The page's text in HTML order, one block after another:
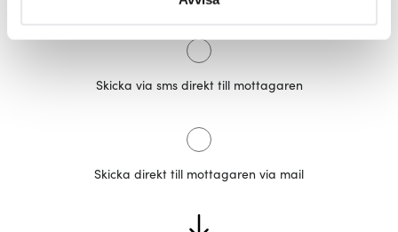
Vi använder cookies för att innehållet och annonserna
ska anpassas efter det som vi tror att du tycker om. Det
som du vill dela med dig av.
Skicka via sms direkt till mottagaren​​​​‌ ‍ ​‍​‍‌‍ ‌ ​‍‌‍‍‌‌‍‌ ‌‍‍‌‌‍ ‍​‍​‍​ ‍‍​‍​‍‌ ​ ‌‍​‌‌‍ ‍‌‍‍‌‌ ‌​‌ ‍‌​‍ ‍‌‍‍‌‌‍ ​‍​‍​‍ ​​‍​‍‌‍‍​‌ ​‍‌‍‌‌‌‍‌‍​‍​‍​ ‍‍​‍​‍‌‍‍​‌ ‌​‌ ‌​‌ ​​‌ ​ ​ ‍‍​‍ ​‍ ‌‍​ ‌‍ ‌‌ ​ ​‍ ‍‌‍​ ‌‍‌‌‌ ​‍‌ ‌‍‌‍‌‌‌ ​‍‌‍​‌​‍ ‍‌ ​ ‌‍‌‌​‍ ‌ ​​‌ ​‍‌‍ ‌‍‌​‌ ‌‌‌‍​ ‌ ‌​‌‍‍‌‌‍ ‌‍ ‍​‍ ‌‍‍‌‌‍ ‍‌ ‌​‌‍‌‌‌‍ ‍‌ ‌​​‍ ‌‍‌‌‌‍‌​‌‍‍‌‌ ‌​​‍ ‌‍ ‌‌‍ ‌‍‌​‌‍‌‌​ ‌‌ ​​‌ ​‍‌‍‌‌‌ ​ ‌‍‌‌‌‍ ‍‌ ‌​‌‍​‌‌ ‌​‌‍‍‌‌‍ ‌‍ ‍​ ‍ ‌‍‍‌‌‍‌​​ ‌‌‍‌ ‌‍‍‌‌‍‌‍‌ ‌​‌​​ ‌‍​‌‌ ​‍‌‍‌​‌‌​​‌‍​‌‌‍‌ ‌‍‌‌​ ‍ ‌ ‌​‌ ‍‌‌ ​​‌‍‌‌​ ‌‌‍‌ ‌‍‍‌‌‍‌‍‌ ‌​‌​​ ‌‍​‌‌ ​‍‌‍‌​‌‌​​‌‍​‌‌‍‌ ‌‍‌‌​ ‍ ‌ ​​‌‍​‌‌ ‌​‌‍‍​​ ‌‌‍‌​‌‍‌‌‌‍ ​‌‍‍‌‌ ‌‍‌‍‌‌‌ ​‍‌ ‍‌‌‌​ ‌ ‌​‌‍‌‌‌ ​​​‍ ‍‌ ​ ‌‍ ‌‌ ​ ‌​ ​‌‍​‌‌‍​‍‌‍‌‌‌‍ ​​ ‌‍​‍‌‍​‌‌ ​ ‌‍‌‌‌‌‌‌‌ ​‍‌‍ ​​ ‌‌‍‍​‌ ‌​‌ ‌​‌ ​​‌ ​ ​‍‌‌​ ​ ‌​​‌​‍‌‌​ ​‍‌​‌‍​‍‌‌​ ​‍‌​‌‍‌‍​ ‌‍ ‌‌ ​ ​‍ ‍‌‍​ ‌‍‌‌‌ ​‍‌ ‌‍‌‍‌‌‌ ​‍‌‍​‌​‍ ‍‌ ​ ‌‍‌‌​‍‌‍‌‍‍‌‌‍‌​​ ‌‌‍‌ ‌‍‍‌‌‍‌‍‌ ‌​‌​​ ‌‍​‌‌ ​‍‌‍‌​‌‌​​‌‍​‌‌‍‌ ‌‍‌‌​‍‌‍‌ ‌​‌ ‍‌‌ ​​‌‍‌‌​ ‌‌‍‌ ‌‍‍‌‌‍‌‍‌ ‌​‌​​ ‌‍​‌‌ ​‍‌‍‌​‌‌​​‌‍​‌‌‍‌ ‌‍‌‌​‍‌‍‌ ​​‌‍​‌‌ ‌​‌‍‍​​ ‌‌‍‌​‌‍‌‌‌‍ ​‌‍‍‌‌ ‌‍‌‍‌‌‌ ​‍‌ ‍‌‌‌​ ‌ ‌​‌‍‌‌‌ ​​​‍ ‍‌ ​ ‌‍ ‌‌ ​ ‌​ ​‌‍​‌‌‍​‍‌‍‌‌‌‍ ​​‍‌‍‌ ‌ ‌‍ ‌ ​‍‌‍‍ ‌ ​ ‌ ​​‌‍​‌‌‍​ ‌‍‌‌​ ‌‌ ​​‌ ​‍‌‍ ‌‍‌​‌ ‌‌‌‍​ ‌ ‌​‌‍‍‌‌‍ ‌‍ ‍​‍‌‍‌ ​​‌‍‌‌‌ ​‍‌ ​ ‌ ​​‌‍‌‌‌‍​ ‌ ‌​‌‍‍‌‌ ‌‍‌‍‌‌​ ‌‌ ​​‌ ‌‌‌‍​‍‌‍ ​‌‍‍‌‌ ​ ‌‍‍​‌‍‌‌‌‍‌​​‍​‍‌ ‌
Skicka direkt till mottagaren via mail​​​​‌ ‍ ​‍​‍‌‍ ‌ ​‍‌‍‍‌‌‍‌ ‌‍‍‌‌‍ ‍​‍​‍​ ‍‍​‍​‍‌ ​ ‌‍​‌‌‍ ‍‌‍‍‌‌ ‌​‌ ‍‌​‍ ‍‌‍‍‌‌‍ ​‍​‍​‍ ​​‍​‍‌‍‍​‌ ​‍‌‍‌‌‌‍‌‍​‍​‍​ ‍‍​‍​‍‌‍‍​‌ ‌​‌ ‌​‌ ​​‌ ​ ​ ‍‍​‍ ​‍ ‌‍​ ‌‍ ‌‌ ​ ​‍ ‍‌‍​ ‌‍‌‌‌ ​‍‌ ‌‍‌‍‌‌‌ ​‍‌‍​‌​‍ ‍‌ ​ ‌‍‌‌​‍ ‌ ​​‌ ​‍‌‍ ‌‍‌​‌ ‌‌‌‍​ ‌ ‌​‌‍‍‌‌‍ ‌‍ ‍​‍ ‌‍‍‌‌‍ ‍‌ ‌​‌‍‌‌‌‍ ‍‌ ‌​​‍ ‌‍‌‌‌‍‌​‌‍‍‌‌ ‌​​‍ ‌‍ ‌‌‍ ‌‍‌​‌‍‌‌​ ‌‌ ​​‌ ​‍‌‍‌‌‌ ​ ‌‍‌‌‌‍ ‍‌ ‌​‌‍​‌‌ ‌​‌‍‍‌‌‍ ‌‍ ‍​ ‍ ‌‍‍‌‌‍‌​​ ‌‌‍‌ ‌‍‍‌‌‍‌‍‌ ‌​‌​​ ‌‍​‌‌ ​‍‌‍‌​‌‌​​‌‍​‌‌‍‌ ‌‍‌‌​ ‍ ‌ ‌​‌ ‍‌‌ ​​‌‍‌‌​ ‌‌‍‌ ‌‍‍‌‌‍‌‍‌ ‌​‌​​ ‌‍​‌‌ ​‍‌‍‌​‌‌​​‌‍​‌‌‍‌ ‌‍‌‌​ ‍ ‌ ​​‌‍​‌‌ ‌​‌‍‍​​ ‌‌‍‌​‌‍‌‌‌‍ ​‌‍‍‌‌ ‌‍‌‍‌‌‌ ​‍‌ ‍‌‌‌​ ‌ ‌​‌‍‌‌‌ ​​​‍ ‍‌‍‌‌‌‍ ‌‌‍​‌‌‍‍‌‌‍ ​‌‌‌​‌‍ ‌‌​​‌‍‌‌‌ ​‍‌ ​ ‌‍ ‌‍ ‍‌​ ​‌‍​‌‌‍​‍‌‍‌‌‌‍ ​​ ‌‍​‍‌‍​‌‌ ​ ‌‍‌‌‌‌‌‌‌ ​‍‌‍ ​​ ‌‌‍‍​‌ ‌​‌ ‌​‌ ​​‌ ​ ​‍‌‌​ ​ ‌​​‌​‍‌‌​ ​‍‌​‌‍​‍‌‌​ ​‍‌​‌‍‌‍​ ‌‍ ‌‌ ​ ​‍ ‍‌‍​ ‌‍‌‌‌ ​‍‌ ‌‍‌‍‌‌‌ ​‍‌‍​‌​‍ ‍‌ ​ ‌‍‌‌​‍‌‍‌‍‍‌‌‍‌​​ ‌‌‍‌ ‌‍‍‌‌‍‌‍‌ ‌​‌​​ ‌‍​‌‌ ​‍‌‍‌​‌‌​​‌‍​‌‌‍‌ ‌‍‌‌​‍‌‍‌ ‌​‌ ‍‌‌ ​​‌‍‌‌​ ‌‌‍‌ ‌‍‍‌‌‍‌‍‌ ‌​‌​​ ‌‍​‌‌ ​‍‌‍‌​‌‌​​‌‍​‌‌‍‌ ‌‍‌‌​‍‌‍‌ ​​‌‍​‌‌ ‌​‌‍‍​​ ‌‌‍‌​‌‍‌‌‌‍ ​‌‍‍‌‌ ‌‍‌‍‌‌‌ ​‍‌ ‍‌‌‌​ ‌ ‌​‌‍‌‌‌ ​​​‍ ‍‌‍‌‌‌‍ ‌‌‍​‌‌‍‍‌‌‍ ​‌‌‌​‌‍ ‌‌​​‌‍‌‌‌ ​‍‌ ​ ‌‍ ‌‍ ‍‌​ ​‌‍​‌‌‍​‍‌‍‌‌‌‍ ​​‍‌‍‌ ‌ ‌‍ ‌ ​‍‌‍‍ ‌ ​ ‌ ​​‌‍​‌‌‍​ ‌‍‌‌​ ‌‌ ​​‌ ​‍‌‍ ‌‍‌​‌ ‌‌‌‍​ ‌ ‌​‌‍‍‌‌‍ ‌‍ ‍​‍‌‍‌ ​​‌‍‌‌‌ ​‍‌ ​ ‌ ​​‌‍‌‌‌‍​ ‌ ‌​‌‍‍‌‌ ‌‍‌‍‌‌​ ‌‌ ​​‌ ‌‌‌‍​‍‌‍ ​‌‍‍‌‌ ​ ‌‍‍​‌‍‌‌‌‍‌​​‍​‍‌ ‌